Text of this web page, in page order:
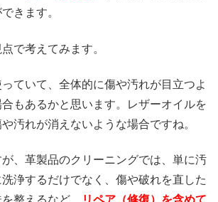
きます。
で考えてみます。
ていて、全体的に傷や汚れが目立つよ
もあるかと思います。レザーオイルを
汚れが消えないような場合ですね。
、革製品のクリーニングでは、単に汚
浄するだけでなく、傷や破れを直した